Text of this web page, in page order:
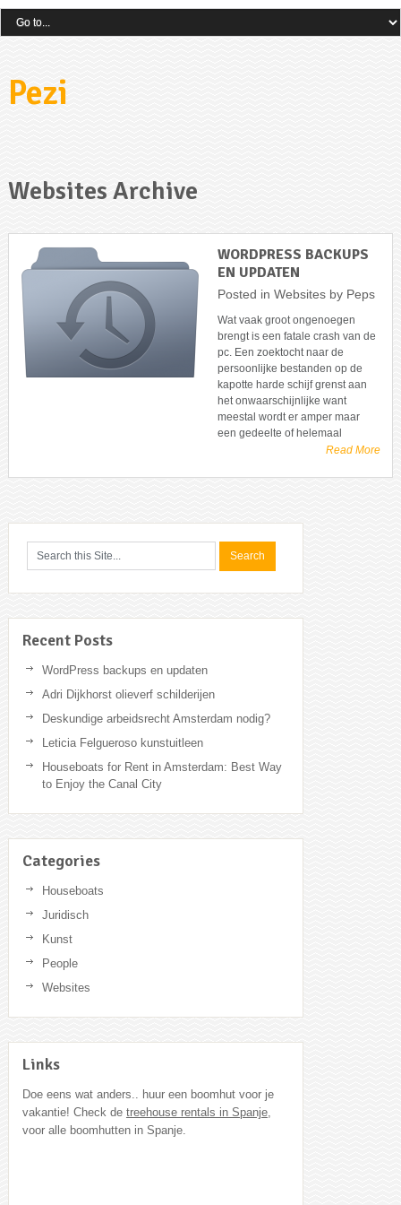
Pezi
Websites Archive
WORDPRESS BACKUPS
EN UPDATEN
Posted in Websitesby Peps
Wat vaak groot ongenoegen
brengt is een fatale crash van de
pc. Een zoektocht naar de
persoonlijke bestanden op de
kapotte harde schijf grenst aan
het onwaarschijnlijke want
meestal wordt er amper maar
een gedeelte of helemaal
Read More
Recent Posts
WordPress backups en updaten
Adri Dijkhorst olieverf schilderijen
Deskundige arbeidsrecht Amsterdam nodig?
Leticia Felgueroso kunstuitleen
Houseboats for Rent in Amsterdam: Best Way
to Enjoy the Canal City
Categories
Houseboats
Juridisch
Kunst
People
Websites
Links
Doe eens wat anders.. huur een boomhut voor je
vakantie! Check de treehouse rentals in Spanje,
voor alle boomhutten in Spanje.